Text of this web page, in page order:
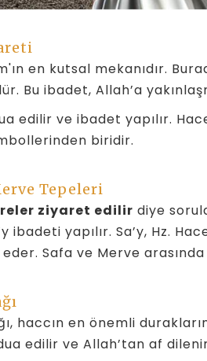
en kutsal mekanıdır.
Bu ibadet, Allah’a
edilir ve ibadet yapılır.
biridir.
Tepeleri
ziyaret edilir diye
ibadeti yapılır. Sa’y, Hz.
Safa ve Merve
haccın en önemli
edilir ve Allah’tan af